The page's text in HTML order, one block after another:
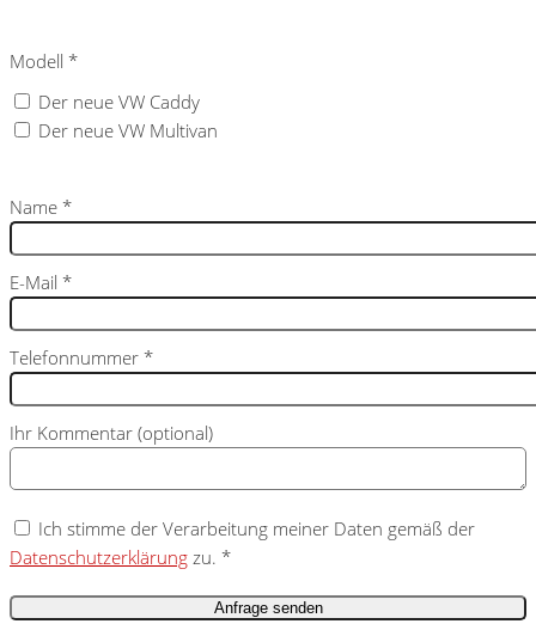
Modell *
Der neue VW Caddy
Der neue VW Multivan
Name *
E-Mail *
Telefonnummer *
Ihr Kommentar (optional)
Ich stimme der Verarbeitung meiner Daten gemäß der
Datenschutzerklärung zu. *